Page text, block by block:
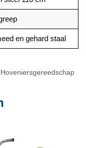
en gehard staal
Hoveniersgereedschap